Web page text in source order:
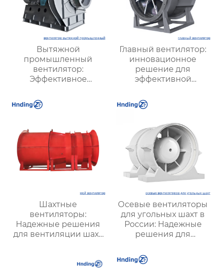
Вытяжной
промышленный
вентилятор:
Эффективное
надежной вентиляции
Главный вентилятор:
инновационное
решение для
эффективной
оптимизации работы
Шахтные
вентиляторы:
Надежные решения
для вентиляции шахт
Осевые вентиляторы
для угольных шахт в
России: Надежные
решения для
вентиляции и
безопасности